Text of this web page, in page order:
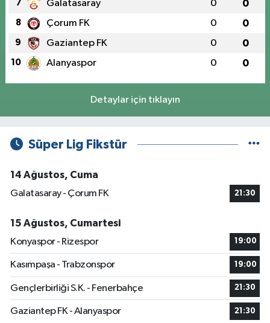
7 Galatasaray 0 0
8 Çorum FK 0 0
9 Gaziantep FK 0 0
10 Alanyaspor 0 0
Detaylar için tıklayın
Süper Lig Fikstür
14 Ağustos, Cuma
Galatasaray - Çorum FK
21:30
15 Ağustos, Cumartesi
Konyaspor - Rizespor
19:00
Kasımpaşa - Trabzonspor 19:00
Gençlerbirliği S.K. - Fenerbahçe 21:30
Gaziantep FK - Alanyaspor 21:30